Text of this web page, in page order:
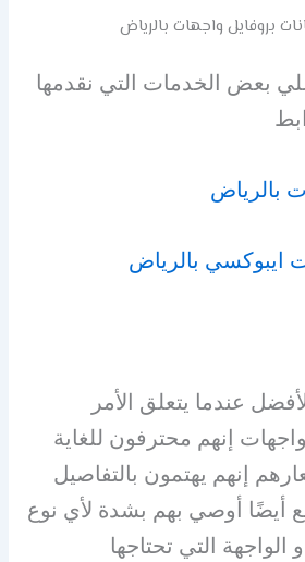
بروفايل واجهات بالرياض
بعض الخدمات التي نقدمها
بالرياض
ايبوكسي بالرياض
عندما يتعلق الأمر
إنهم محترفون للغاية
إنهم يهتمون بالتفاصيل
أيضًا أوصي بهم بشدة لأي نوع
التي تحتاجها